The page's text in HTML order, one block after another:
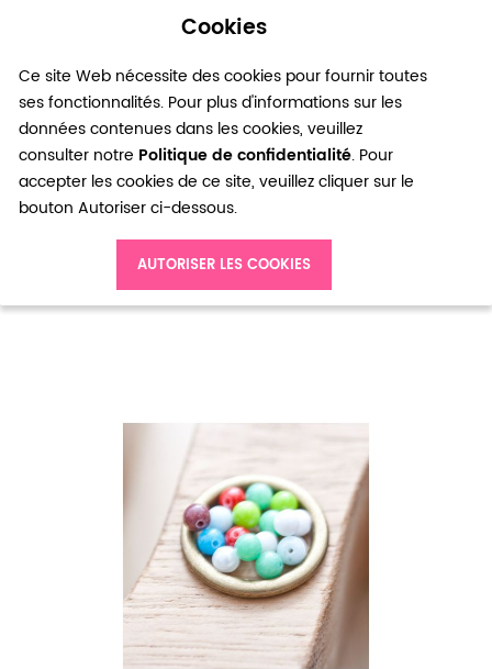
Cookies
Ce site Web nécessite des cookies pour fournir toutes
ses fonctionnalités. Pour plus d'informations sur les
données contenues dans les cookies, veuillez
consulter notre Politique de confidentialité. Pour
accepter les cookies de ce site, veuillez cliquer sur le
bouton Autoriser ci-dessous.
AUTORISER LES COOKIES
0
Perle en Jade 4mm Couleurs mixtes x 16